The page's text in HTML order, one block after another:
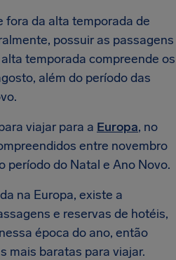
fora da alta temporada de
possuir as passagens
temporada compreende os
além do período das
viajar para a Europa, no
entre novembro
período do Natal e Ano Novo.
na Europa, existe a
e reservas de hotéis,
época do ano, então
mais baratas para viajar.